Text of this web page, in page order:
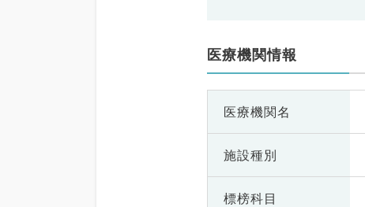
医療機関情報
医療機関名
施設種別
標榜科目